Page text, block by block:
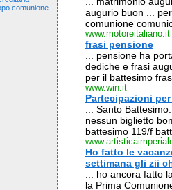
comunione
augurio buon ...
comunione
www.motoreitaliano.it
frasi pensione
... pensione ha
dediche e frasi
per il battesimo
www.win.it
Partecipazioni
... Santo
nessun biglietto
battesimo 119/f
Ho fatto le
settimana gli zii
... ho ancora fatto
la Prima